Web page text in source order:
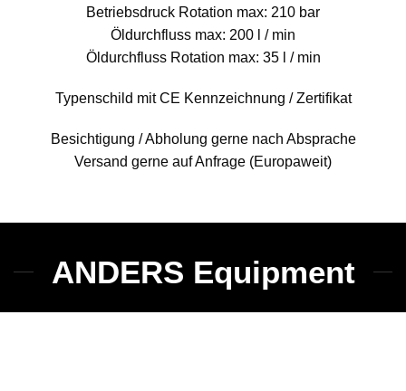
Betriebsdruck Rotation max: 210 bar
Öldurchfluss max: 200 l / min
Öldurchfluss Rotation max: 35 l / min
Typenschild mit CE Kennzeichnung / Zertifikat
Besichtigung / Abholung gerne nach Absprache
Versand gerne auf Anfrage (Europaweit)
ANDERS Equipment